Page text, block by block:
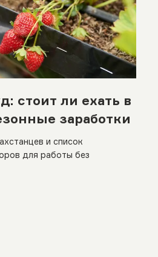
стоит ли ехать в
заработки
и список
для работы без